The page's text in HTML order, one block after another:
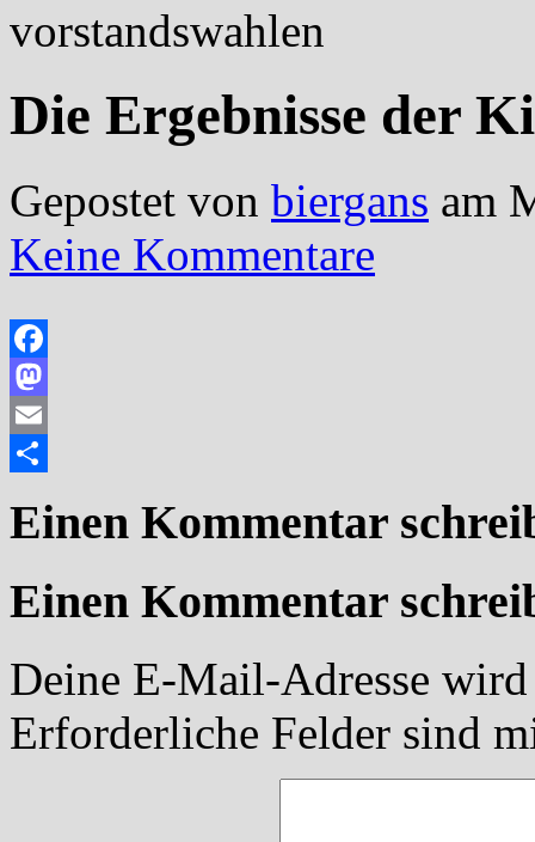
Die Ergebnisse der
Gepostet von biergans am
Keine Kommentare
Facebook
Mastodon
Email
Einen Kommentar
Einen Kommentar
Deine E-Mail-Adresse
Erforderliche Felder sind